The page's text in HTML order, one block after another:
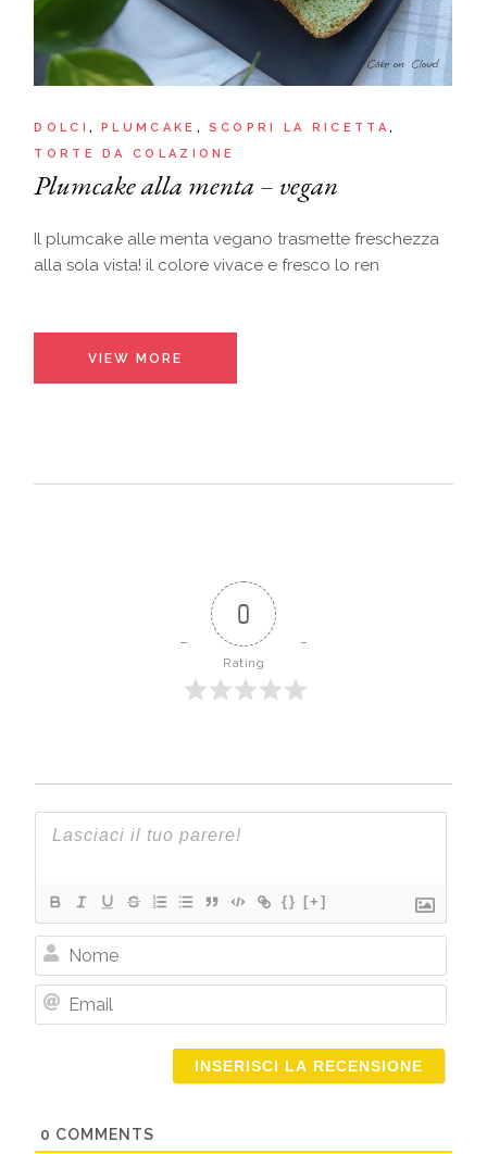
DOLCI PLUMCAKE
SCOPRI LA RICETTA
TORTE DA COLAZIONE
Plumcake alla menta – vegan
Il plumcake alle menta vegano trasmette freschezza
alla sola vista! il colore vivace e fresco lo ren
VIEW MORE
0
Rating
{} [+]
Nome
0 COMMENTS